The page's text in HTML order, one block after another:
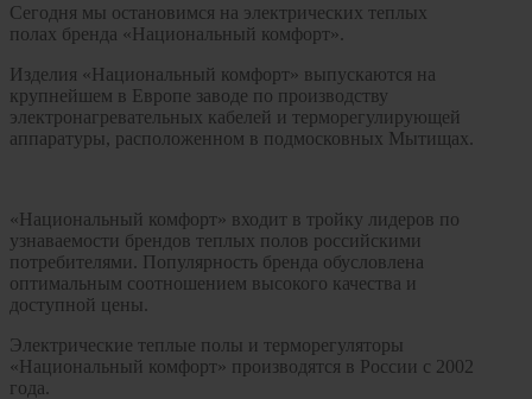
Сегодня мы остановимся на электрических теплых
полах бренда «Национальный комфорт».
Изделия «Национальный комфорт» выпускаются на
крупнейшем в Европе заводе по производству
электронагревательных кабелей и терморегулирующей
аппаратуры, расположенном в подмосковных Мытищах.
«Национальный комфорт» входит в тройку лидеров по
узнаваемости брендов теплых полов российскими
потребителями. Популярность бренда обусловлена
оптимальным соотношением высокого качества и
доступной цены.
Электрические теплые полы и терморегуляторы
«Национальный комфорт» производятся в России с 2002
года.